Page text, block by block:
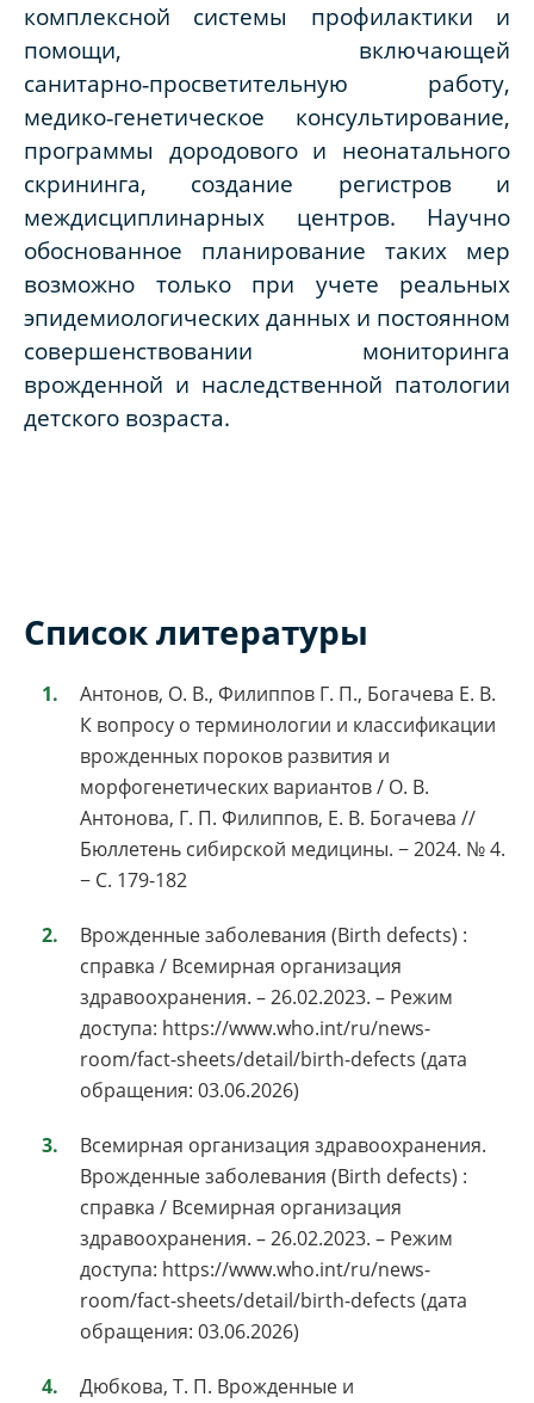
комплексной системы профилактики и
помощи, включающей
санитарно‑просветительную работу,
медико‑генетическое консультирование,
программы дородового и неонатального
скрининга, создание регистров и
междисциплинарных центров. Научно
обоснованное планирование таких мер
возможно только при учете реальных
эпидемиологических данных и постоянном
совершенствовании мониторинга
врожденной и наследственной патологии
детского возраста.
Список литературы
Антонов, О. В., Филиппов Г. П., Богачева Е. В.
К вопросу о терминологии и классификации
врожденных пороков развития и
морфогенетических вариантов / О. В.
Антонова, Г. П. Филиппов, Е. В. Богачева //
Бюллетень сибирской медицины. − 2024. № 4.
− С. 179-182
Врожденные заболевания (Birth defects) :
справка / Всемирная организация
здравоохранения. – 26.02.2023. – Режим
доступа: https://www.who.int/ru/news-
room/fact-sheets/detail/birth-defects (дата
обращения: 03.06.2026)
Всемирная организация здравоохранения.
Врожденные заболевания (Birth defects) :
справка / Всемирная организация
здравоохранения. – 26.02.2023. – Режим
доступа: https://www.who.int/ru/news-
room/fact-sheets/detail/birth-defects (дата
обращения: 03.06.2026)
Дюбкова, Т. П. Врожденные и